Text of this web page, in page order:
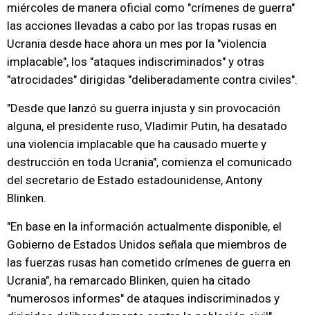
miércoles de manera oficial como "crímenes de guerra"
las acciones llevadas a cabo por las tropas rusas en
Ucrania desde hace ahora un mes por la "violencia
implacable", los "ataques indiscriminados" y otras
"atrocidades" dirigidas "deliberadamente contra civiles".
"Desde que lanzó su guerra injusta y sin provocación
alguna, el presidente ruso, Vladimir Putin, ha desatado
una violencia implacable que ha causado muerte y
destrucción en toda Ucrania", comienza el comunicado
del secretario de Estado estadounidense, Antony
Blinken.
"En base en la información actualmente disponible, el
Gobierno de Estados Unidos señala que miembros de
las fuerzas rusas han cometido crímenes de guerra en
Ucrania", ha remarcado Blinken, quien ha citado
"numerosos informes" de ataques indiscriminados y